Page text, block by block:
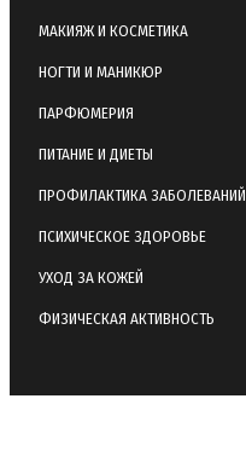
МАКИЯЖ И КОСМЕТИКА
НОГТИ И МАНИКЮР
ПАРФЮМЕРИЯ
ПИТАНИЕ И ДИЕТЫ
ПРОФИЛАКТИКА ЗАБОЛЕВАНИЙ
ПСИХИЧЕСКОЕ ЗДОРОВЬЕ
УХОД ЗА КОЖЕЙ
ФИЗИЧЕСКАЯ АКТИВНОСТЬ